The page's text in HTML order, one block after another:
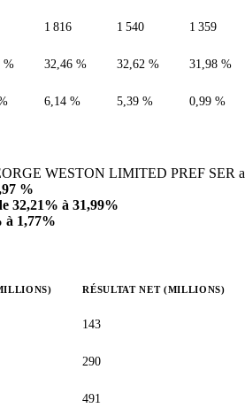
1 816 1 540 1 359
% 32,46 % 32,62 % 31,98 %
6,14 % 5,39 % 0,99 %
WESTON LIMITED PREF SER a
%
32,21% à 31,99%
à 1,77%
RÉSULTAT NET (MILLIONS)
143
290
491